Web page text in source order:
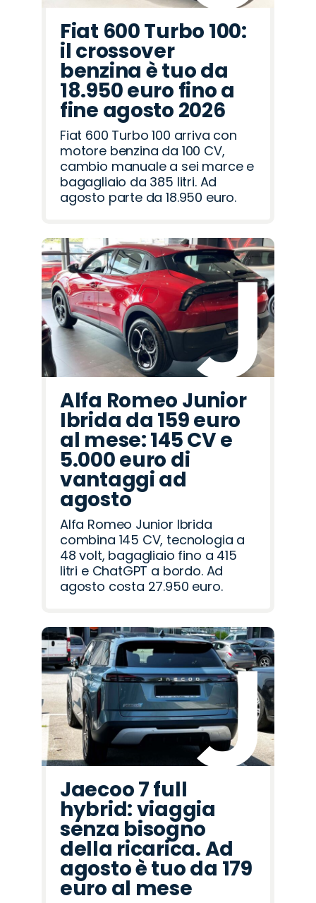
Fiat 600 Turbo 100:
il crossover
benzina è tuo da
18.950 euro fino a
fine agosto 2026
Fiat 600 Turbo 100 arriva con
motore benzina da 100 CV,
cambio manuale a sei marce e
bagagliaio da 385 litri. Ad
agosto parte da 18.950 euro.
Alfa Romeo Junior
Ibrida da 159 euro
al mese: 145 CV e
5.000 euro di
vantaggi ad
agosto
Alfa Romeo Junior Ibrida
combina 145 CV, tecnologia a
48 volt, bagagliaio fino a 415
litri e ChatGPT a bordo. Ad
agosto costa 27.950 euro.
Jaecoo 7 full
hybrid: viaggia
senza bisogno
della ricarica. Ad
agosto è tuo da 179
euro al mese